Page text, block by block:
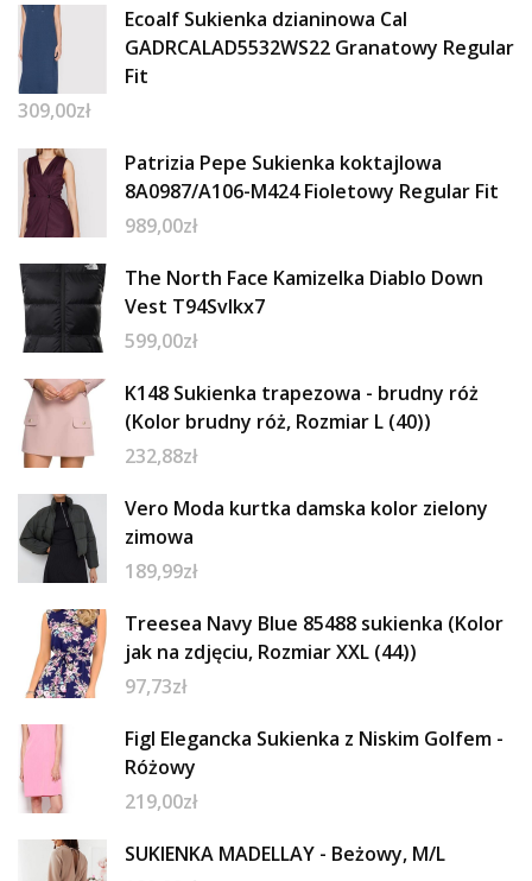
Ecoalf Sukienka dzianinowa Cal
GADRCALAD5532WS22 Granatowy Regular
Fit
309,00zł
Patrizia Pepe Sukienka koktajlowa
8A0987/A106-M424 Fioletowy Regular Fit
989,00zł
The North Face Kamizelka Diablo Down
Vest T94Svlkx7
599,00zł
K148 Sukienka trapezowa - brudny róż
(Kolor brudny róż, Rozmiar L (40))
232,88zł
Vero Moda kurtka damska kolor zielony
zimowa
189,99zł
Treesea Navy Blue 85488 sukienka (Kolor
jak na zdjęciu, Rozmiar XXL (44))
97,73zł
Figl Elegancka Sukienka z Niskim Golfem -
Różowy
219,00zł
SUKIENKA MADELLAY - Beżowy, M/L